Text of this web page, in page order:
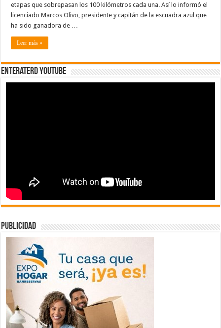
etapas que sobrepasan los 100 kilómetros cada una. Así lo informó el
licenciado Marcos Olivo, presidente y capitán de la escuadra azul que
ha sido ganadora de …
Leer más »
EnterateRD YOUTUBE
publicidad